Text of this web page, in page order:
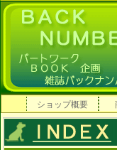
ショップ概要